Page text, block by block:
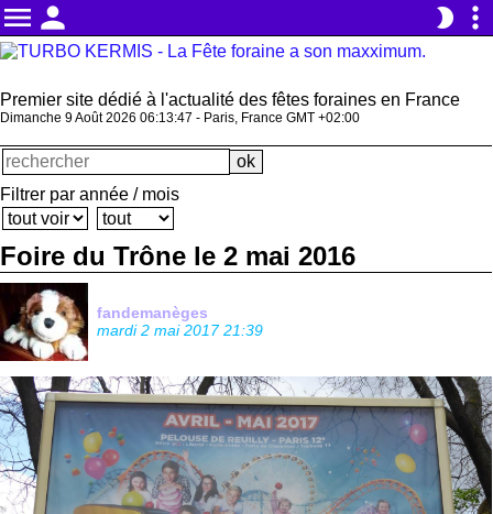
menu person brightness_2 more_vert
Premier site dédié à l'actualité des fêtes foraines en France
Dimanche 9 Août 2026 06:13:48 - Paris, France GMT +02:00
Filtrer par année / mois
Foire du Trône le 2 mai 2016
fandemanèges
mardi 2 mai 2017 21:39